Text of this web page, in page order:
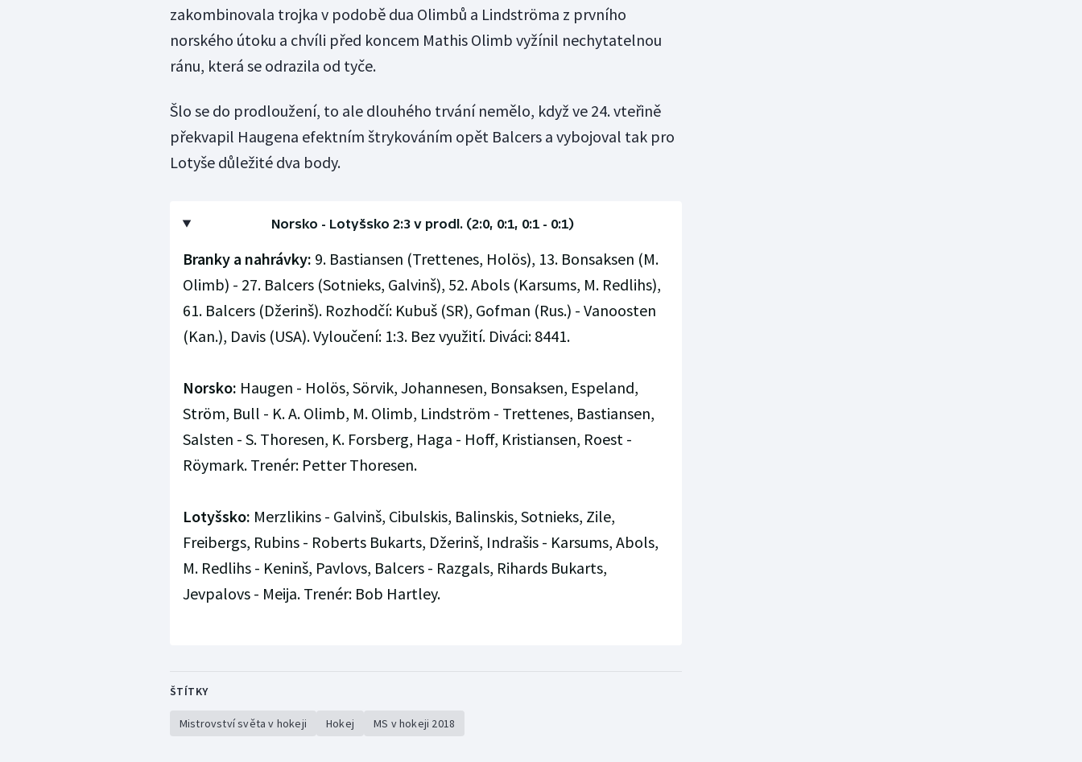
zakombinovala trojka v podobě dua Olimbů a Lindströma z prvního
norského útoku a chvíli před koncem Mathis Olimb vyžínil nechytatelnou
ránu, která se odrazila od tyče.
Šlo se do prodloužení, to ale dlouhého trvání nemělo, když ve 24. vteřině
překvapil Haugena efektním štrykováním opět Balcers a vybojoval tak pro
Lotyše důležité dva body.
Norsko - Lotyšsko 2:3 v prodl. (2:0, 0:1, 0:1 - 0:1)
Branky a nahrávky: 9. Bastiansen (Trettenes, Holös), 13. Bonsaksen (M.
Olimb) - 27. Balcers (Sotnieks, Galvinš), 52. Abols (Karsums, M. Redlihs),
61. Balcers (Džerinš). Rozhodčí: Kubuš (SR), Gofman (Rus.) - Vanoosten
(Kan.), Davis (USA). Vyloučení: 1:3. Bez využití. Diváci: 8441.
Norsko: Haugen - Holös, Sörvik, Johannesen, Bonsaksen, Espeland,
Ström, Bull - K. A. Olimb, M. Olimb, Lindström - Trettenes, Bastiansen,
Salsten - S. Thoresen, K. Forsberg, Haga - Hoff, Kristiansen, Roest -
Röymark. Trenér: Petter Thoresen.
Lotyšsko: Merzlikins - Galvinš, Cibulskis, Balinskis, Sotnieks, Zile,
Freibergs, Rubins - Roberts Bukarts, Džerinš, Indrašis - Karsums, Abols,
M. Redlihs - Keninš, Pavlovs, Balcers - Razgals, Rihards Bukarts,
Jevpalovs - Meija. Trenér: Bob Hartley.
ŠTÍTKY
Mistrovství světa v hokeji Hokej MS v hokeji 2018